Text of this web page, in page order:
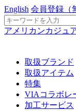
English 会員登録 （
アメリカンカジュ
取扱ブランド
取扱アイテム
特集
VIAコラボレ
加工サービス